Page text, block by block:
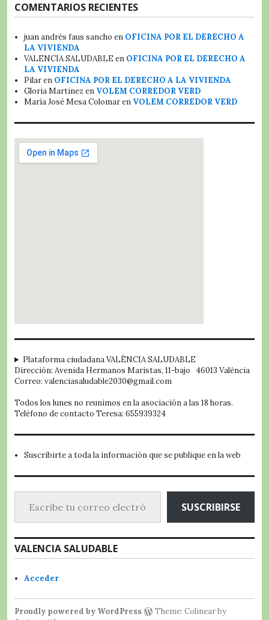
COMENTARIOS RECIENTES
juan andrés faus sancho en OFICINA POR EL DERECHO A
LA VIVIENDA
VALENCIA SALUDABLE en OFICINA POR EL DERECHO A
LA VIVIENDA
Pilaren OFICINA POR EL DERECHO A LA VIVIENDA
Gloria Martinez en VOLEM CORREDOR VERD
María José Mesa Colomaren VOLEM CORREDOR VERD
Plataforma ciudadana VALÈNCIA SALUDABLE
Dirección: Avenida Hermanos Maristas, 11-bajo 46013 València
Correo: valenciasaludable2030@gmail.com
Todos los lunes no reunimos en la asociación a las 18 horas.
Teléfono de contacto Teresa: 655939324
Suscribirte a toda la información que se publique en la web
Escribe tu correo electrónico…
SUSCRIBIRSE
VALENCIA SALUDABLE
Acceder
Proudly powered by WordPress
Theme: Colinear by